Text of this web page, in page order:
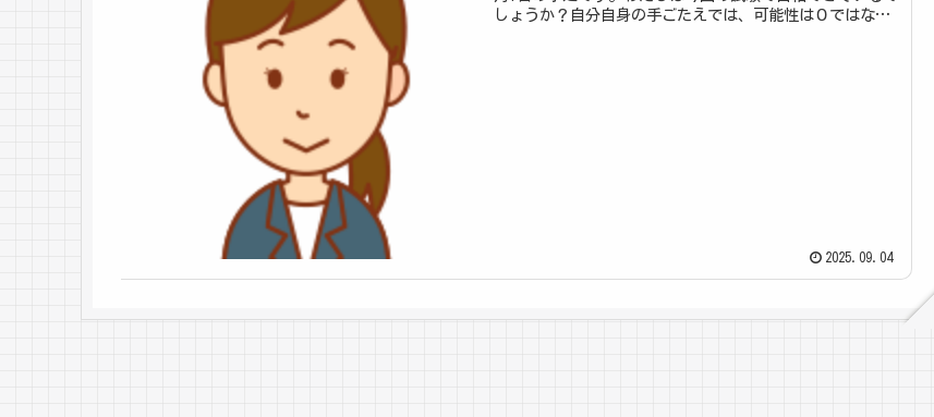
しょうか？自分自身の手ごたえでは、可能性は０ではない
2025.09.04